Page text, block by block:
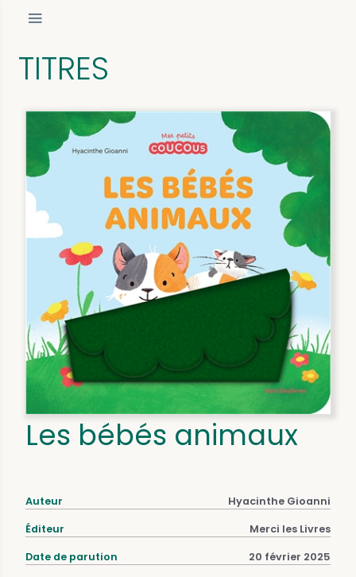
TITRES
Les bébés animaux
Auteur Hyacinthe Gioanni
Éditeur Merci les Livres
Date de parution 20 février 2025